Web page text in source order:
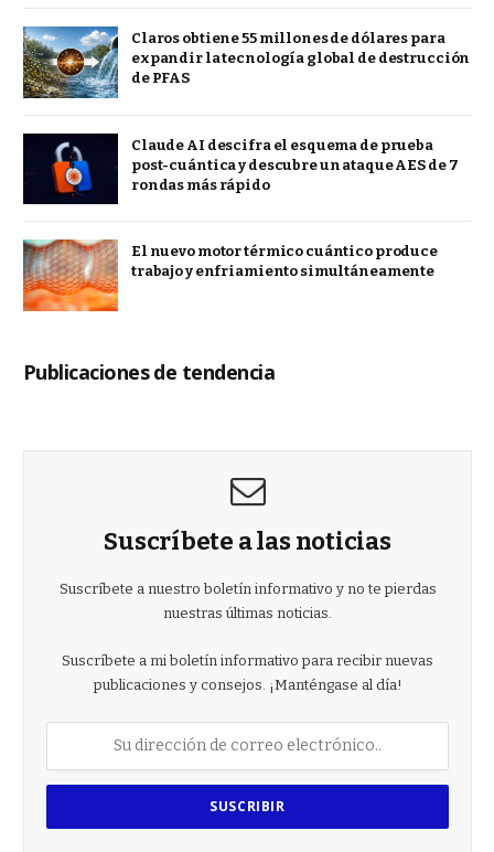
Claros obtiene 55 millones de dólares para
expandir la tecnología global de destrucción
de PFAS
Claude AI descifra el esquema de prueba
post-cuántica y descubre un ataque AES de 7
rondas más rápido
El nuevo motor térmico cuántico produce
trabajo y enfriamiento simultáneamente
Publicaciones de tendencia
Suscríbete a las noticias
Suscríbete a nuestro boletín informativo y no te pierdas
nuestras últimas noticias.
Suscríbete a mi boletín informativo para recibir nuevas
publicaciones y consejos. ¡Manténgase al día!